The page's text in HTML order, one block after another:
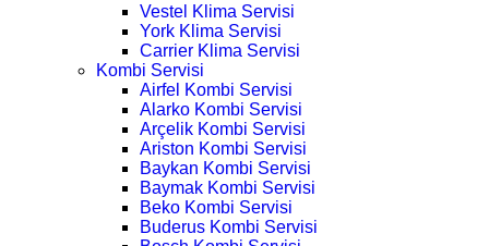
Vestel Klima Servisi
York Klima Servisi
Carrier Klima Servisi
Kombi Servisi
Airfel Kombi Servisi
Alarko Kombi Servisi
Arçelik Kombi Servisi
Ariston Kombi Servisi
Baykan Kombi Servisi
Baymak Kombi Servisi
Beko Kombi Servisi
Buderus Kombi Servisi